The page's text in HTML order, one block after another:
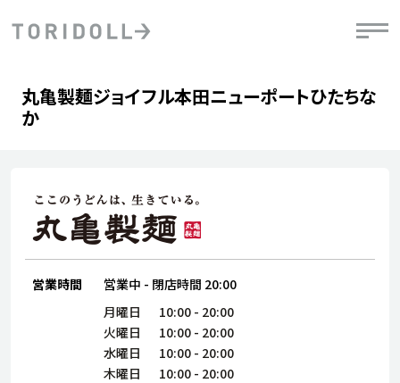
会社情報
株主・投資家情報
PRニュース IRニュース
中長期経営計画
フォーメーション戦略
粟田社長が語るトリドールDX
トリドールのDX ～これまでとこれから～
ライブラリ
トリドールのサステナビリティ
ステークホルダーとの
丸亀製麺ジョイフル本田ニューポートひたちな
か
営業時間 営業中 - 閉店時間 20:00
月曜日 10:00 - 20:00
火曜日
10:00 - 20:00
水曜日
10:00 - 20:00
木曜日
10:00 - 20:00